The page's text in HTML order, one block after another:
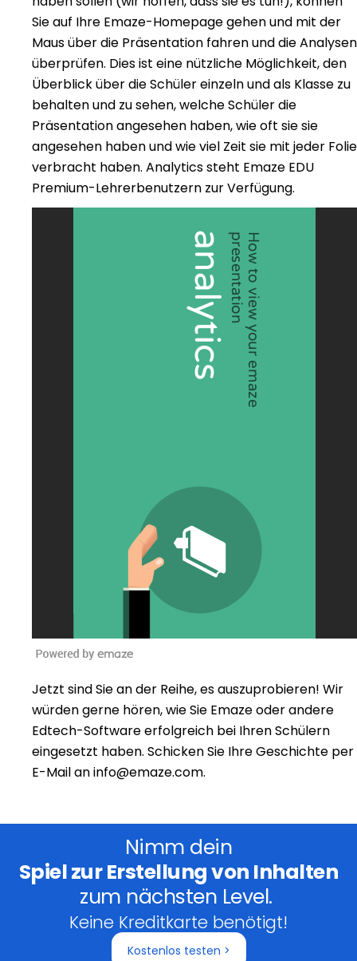
Sie auf Ihre Emaze-Homepage gehen und mit der
Maus über die Präsentation fahren und die Analysen
überprüfen. Dies ist eine nützliche Möglichkeit, den
Überblick über die Schüler einzeln und als Klasse zu
behalten und zu sehen, welche Schüler die
Präsentation angesehen haben, wie oft sie sie
angesehen haben und wie viel Zeit sie mit jeder Folie
verbracht haben. Analytics steht Emaze EDU
Premium-Lehrerbenutzern zur Verfügung.
Jetzt sind Sie an der Reihe, es auszuprobieren! Wir
würden gerne hören, wie Sie Emaze oder andere
Edtech-Software erfolgreich bei Ihren Schülern
eingesetzt haben. Schicken Sie Ihre Geschichte per
E-Mail aninfo@emaze.com.
Nimm dein
Spiel zur Erstellung von Inhalten
zum nächsten Level.
Keine Kreditkarte benötigt!
Kostenlos testen >